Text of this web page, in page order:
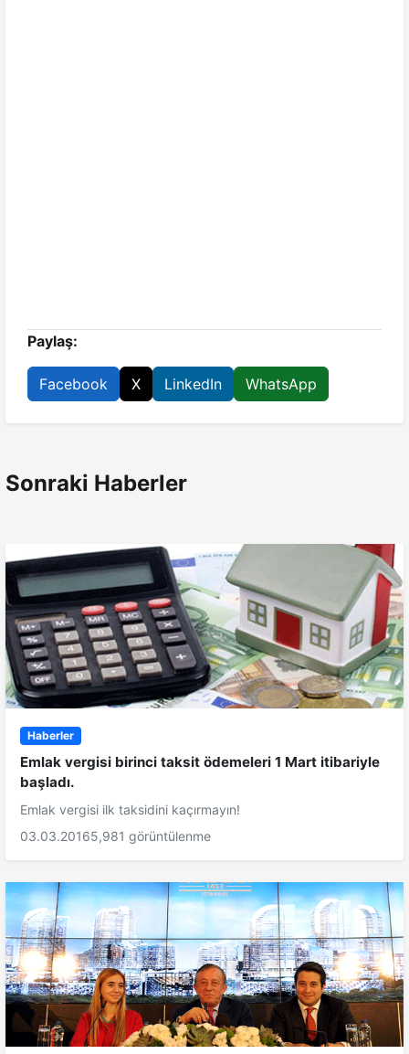
Paylaş:
Facebook X LinkedIn WhatsApp
Sonraki Haberler
Haberler
Emlak vergisi birinci taksit ödemeleri 1 Mart itibariyle
başladı.
Emlak vergisi ilk taksidini kaçırmayın!
03.03.20165,981 görüntülenme